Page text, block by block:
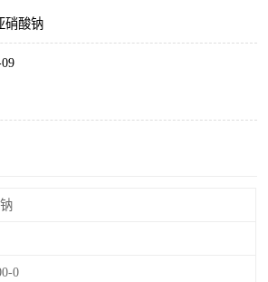
硝酸钠
0